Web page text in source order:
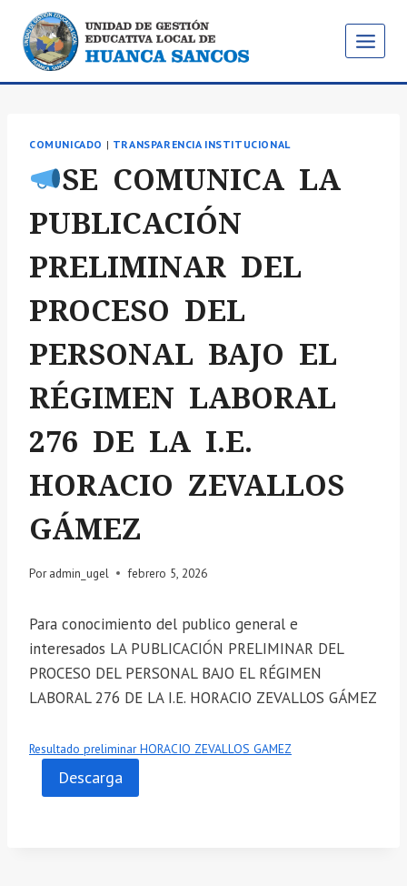
Saltar
contenido
COMUNICADO | TRANSPARENCIA INSTITUCIONAL
SE COMUNICA LA
PUBLICACIÓN
PRELIMINAR DEL
PROCESO DEL
PERSONAL BAJO EL
RÉGIMEN LABORAL
276 DE LA I.E.
HORACIO ZEVALLOS
GÁMEZ
Por admin_ugel febrero 5, 2026
Para conocimiento del publico general e
interesados LA PUBLICACIÓN PRELIMINAR DEL
PROCESO DEL PERSONAL BAJO EL RÉGIMEN
LABORAL 276 DE LA I.E. HORACIO ZEVALLOS GÁMEZ
Resultado preliminar HORACIO ZEVALLOS GAMEZ
Descarga